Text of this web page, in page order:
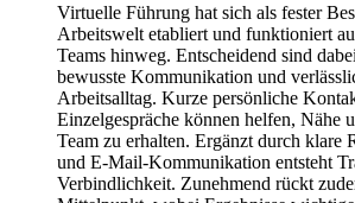
Virtuelle Führung hat sich als fester
Arbeitswelt etabliert und funktioniert
Teams hinweg. Entscheidend sind
bewusste Kommunikation und
Arbeitsalltag. Kurze persönliche
Einzelgespräche können helfen, Nähe
Team zu erhalten. Ergänzt durch klare
und E-Mail-Kommunikation entsteht
Verbindlichkeit. Zunehmend rückt